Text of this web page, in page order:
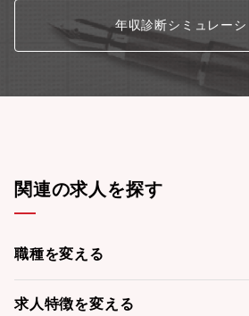
年収診断シミュレー
関連の求人を探す
職種を変える
求人特徴を変える